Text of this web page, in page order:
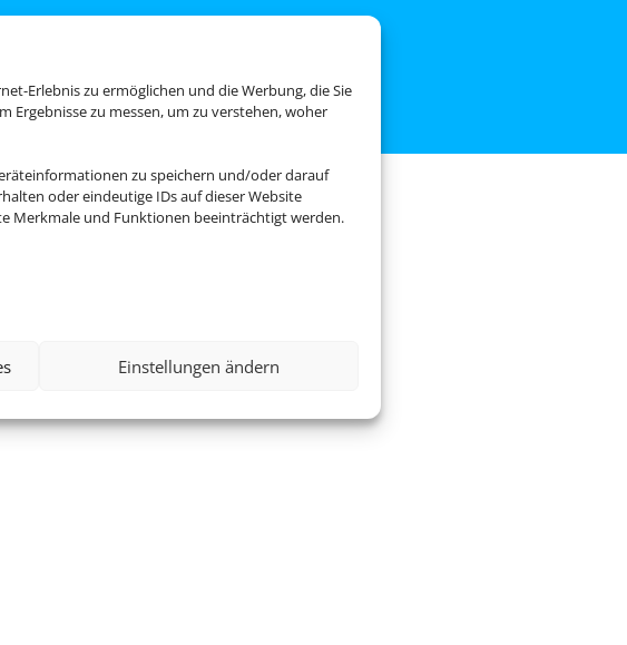
Erlebnis zu ermöglichen und die Werbung, die Sie
Ergebnisse zu messen, um zu verstehen, woher
zu speichern und/oder darauf
oder eindeutige IDs auf dieser Website
Merkmale und Funktionen beeinträchtigt werden.
Einstellungen ändern